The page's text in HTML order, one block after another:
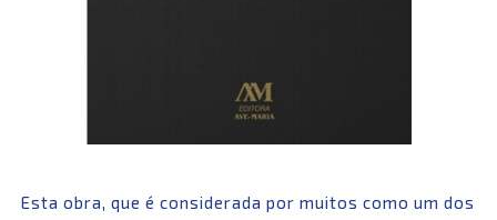
Esta obra, que é considerada por muitos como um dos